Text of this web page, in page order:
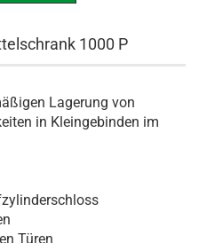
1000 P
Lagerung von
in Kleingebinden im
Türen